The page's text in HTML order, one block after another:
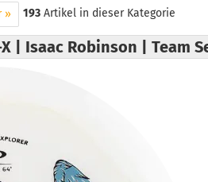
» 193 Artikel in dieser Kategorie
| Isaac Robinson | Team